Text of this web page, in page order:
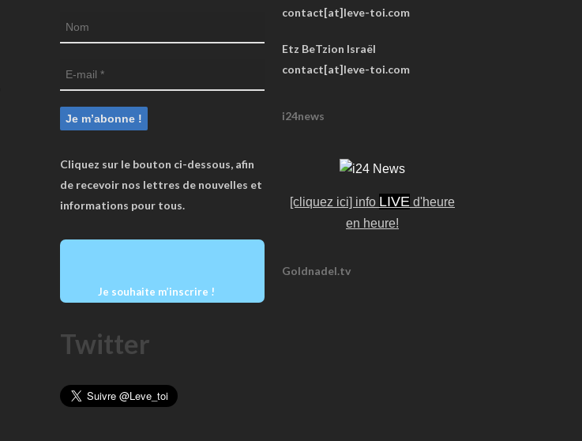
Cliquez sur le bouton ci-dessous, afin
de recevoir nos lettres de nouvelles et
informations pour tous.
Je souhaite m’inscrire !
Twitter
contact[at]leve-toi.com
Etz BeTzion Israël
contact[at]leve-toi.com
i24news
[cliquez ici] info LIVE d'heure
en heure!
Goldnadel.tv